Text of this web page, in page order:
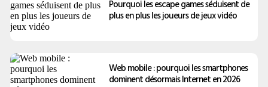
Pourquoi les escape games séduisent de
plus en plus les joueurs de jeux vidéo
Web mobile : pourquoi les smartphones
dominent désormais Internet en 2026